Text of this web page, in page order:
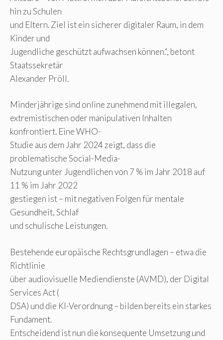
hin zu Schulen
und Eltern. Ziel ist ein sicherer digitaler Raum, in dem
Kinder und
Jugendliche geschützt aufwachsen können.“, betont
Staatssekretär
Alexander Pröll.
Minderjährige sind online zunehmend mit illegalen,
extremistischen oder manipulativen Inhalten
konfrontiert. Eine WHO-
Studie aus dem Jahr 2024 zeigt, dass die
problematische Social-Media-
Nutzung unter Jugendlichen von 7 % im Jahr 2018 auf
11 % im Jahr 2022
gestiegen ist – mit negativen Folgen für mentale
Gesundheit, Schlaf
und schulische Leistungen.
Bestehende europäische Rechtsgrundlagen – etwa die
Richtlinie
über audiovisuelle Mediendienste (AVMD), der Digital
Services Act (
DSA) und die KI-Verordnung – bilden bereits ein starkes
Fundament.
Entscheidend ist nun die konsequente Umsetzung und